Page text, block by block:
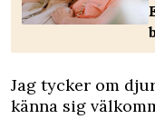
Jag tycker om
känna sig